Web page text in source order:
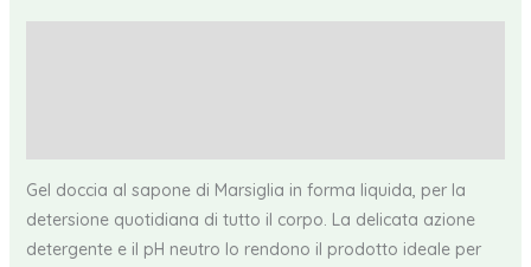
Gel doccia al sapone di Marsiglia in forma liquida, per la
detersione quotidiana di tutto il corpo. La delicata azione
detergente e il pH neutro lo rendono il prodotto ideale per